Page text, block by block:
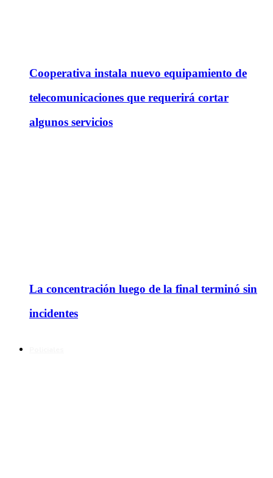
Cooperativa instala nuevo equipamiento de
telecomunicaciones que requerirá cortar
algunos servicios
La concentración luego de la final terminó sin
incidentes